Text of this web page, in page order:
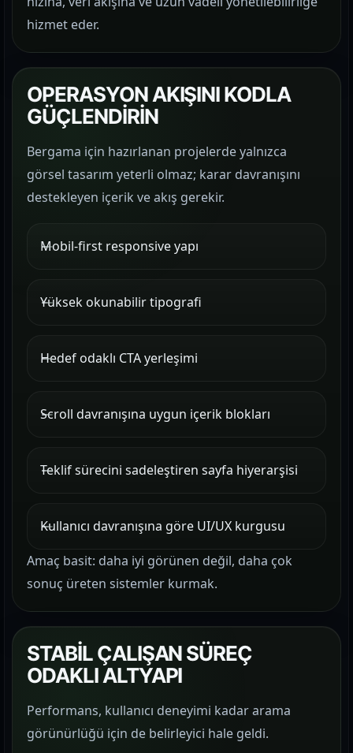
hizmet eder.
OPERASYON AKIŞINI KODLA
GÜÇLENDİRİN
Bergama için hazırlanan projelerde yalnızca
görsel tasarım yeterli olmaz; karar davranışını
destekleyen içerik ve akış gerekir.
Mobil-first responsive yapı
Yüksek okunabilir tipografi
Hedef odaklı CTA yerleşimi
Scroll davranışına uygun içerik blokları
Teklif sürecini sadeleştiren sayfa hiyerarşisi
Kullanıcı davranışına göre UI/UX kurgusu
Amaç basit: daha iyi görünen değil, daha çok
sonuç üreten sistemler kurmak.
STABİL ÇALIŞAN SÜREÇ
ODAKLI ALTYAPI
Performans, kullanıcı deneyimi kadar arama
görünürlüğü için de belirleyici hale geldi.